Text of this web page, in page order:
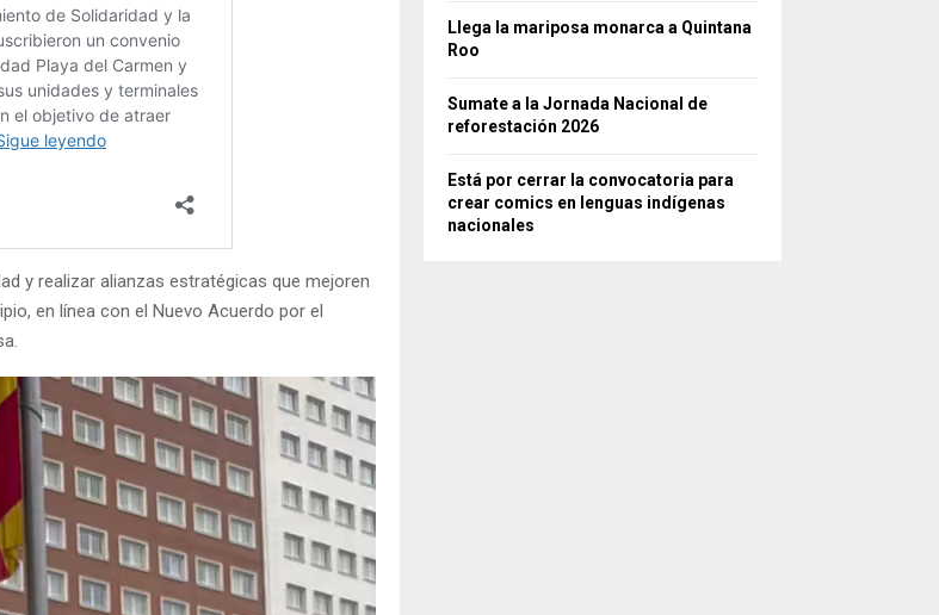
y realizar alianzas estratégicas que mejoren
en línea con el Nuevo Acuerdo por el
Llega la mariposa monarca a Quintana
Roo
Sumate a la Jornada Nacional de
reforestación 2026
Está por cerrar la convocatoria para
crear comics en lenguas indígenas
nacionales